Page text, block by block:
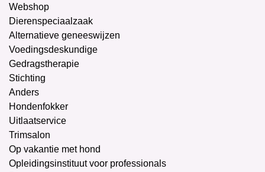
Webshop
Dierenspeciaalzaak
Alternatieve geneeswijzen
Voedingsdeskundige
Gedragstherapie
Stichting
Anders
Hondenfokker
Uitlaatservice
Trimsalon
Op vakantie met hond
Opleidingsinstituut voor professionals